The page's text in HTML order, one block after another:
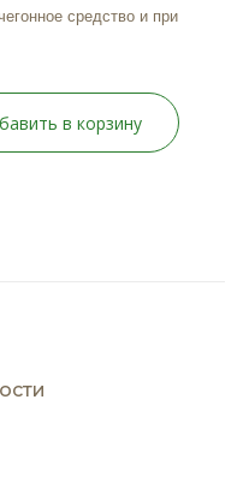
средство и при
в корзину